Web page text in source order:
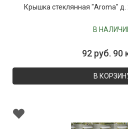
Крышка стеклянная "Aroma"
В
92 руб. 90
В